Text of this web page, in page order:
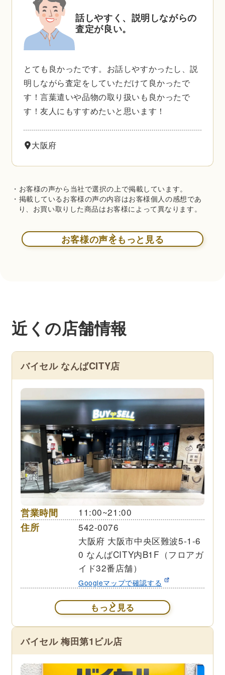
話しやすく、説明しながらの
査定が良い。
とても良かったです。お話しやすかったし、説
明しながら査定をしていただけて良かったで
す！言葉遣いや品物の取り扱いも良かったで
す！友人にもすすめたいと思います！
大阪府
・お客様の声から当社で選択の上で掲載しています。
・掲載しているお客様の声の内容はお客様個人の感想であ
り、お買い取りした商品はお客様によって異なります。
お客様の声をもっと見る
近くの店舗情報
バイセル なんばCITY店
営業時間 11:00~21:00
住所
542-0076
大阪府 大阪市中央区難波5-1-6
0 なんばCITY内B1F（フロアガ
イド32番店舗）
Googleマップで確認する
もっと見る
バイセル 梅田第1ビル店